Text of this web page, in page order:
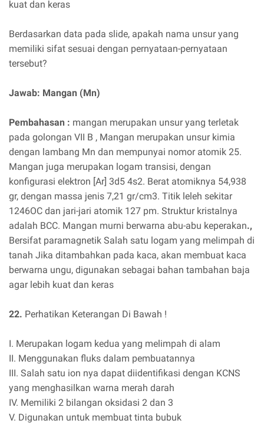
kuat dan keras
Berdasarkan data pada slide, apakah nama unsur yang
memiliki sifat sesuai dengan pernyataan-pernyataan
tersebut?
Jawab: Mangan (Mn)
Pembahasan : mangan merupakan unsur yang terletak
pada golongan VII B , Mangan merupakan unsur kimia
dengan lambang Mn dan mempunyai nomor atomik 25.
Mangan juga merupakan logam transisi, dengan
konfigurasi elektron [Ar] 3d5 4s2. Berat atomiknya 54,938
gr, dengan massa jenis 7,21 gr/cm3. Titik leleh sekitar
1246OC dan jari-jari atomik 127 pm. Struktur kristalnya
adalah BCC. Mangan murni berwarna abu-abu keperakan.,
Bersifat paramagnetik Salah satu logam yang melimpah di
tanah Jika ditambahkan pada kaca, akan membuat kaca
berwarna ungu, digunakan sebagai bahan tambahan baja
agar lebih kuat dan keras
22. Perhatikan Keterangan Di Bawah !
I. Merupakan logam kedua yang melimpah di alam
II. Menggunakan fluks dalam pembuatannya
III. Salah satu ion nya dapat diidentifikasi dengan KCNS
yang menghasilkan warna merah darah
IV. Memiliki 2 bilangan oksidasi 2 dan 3
V. Digunakan untuk membuat tinta bubuk